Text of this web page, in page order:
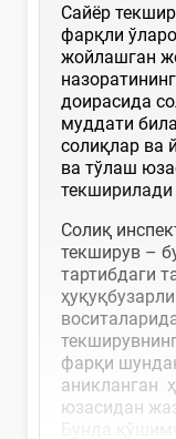
Сайёр
фарқли
жойлашган
доирасида
муддати
солиқлар ва
ва тўлаш
текширилади
Солиқ
текширув –
тартибдаги
фарқи
аникланган
юзасидан